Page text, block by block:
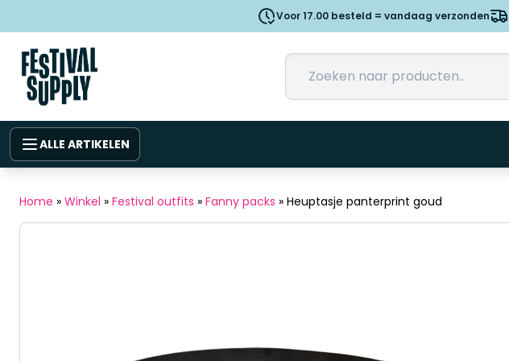
Voor 17.00 besteld = vandaag verzonden
ALLE ARTIKELEN
Home » Winkel » Festival outfits » Fanny packs » Heuptasje panterprint goud